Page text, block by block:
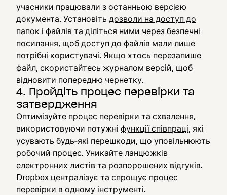
учасники працювали з останньою версією
документа. Установіть дозволи на доступ до
папок і файлів та діліться ними через безпечні
посилання, щоб доступ до файлів мали лише
потрібні користувачі. Якщо хтось перезапише
файл, скористайтесь журналом версій, щоб
відновити попередню чернетку.
4. Пройдіть процес перевірки та
затвердження
Оптимізуйте процес перевірки та схвалення,
використовуючи потужні функції співпраці, які
усувають будь‑які перешкоди, що уповільнюють
робочий процес. Уникайте ланцюжків
електронних листів та розпорошених відгуків.
Dropbox централізує та спрощує процес
перевірки в одному інструменті.